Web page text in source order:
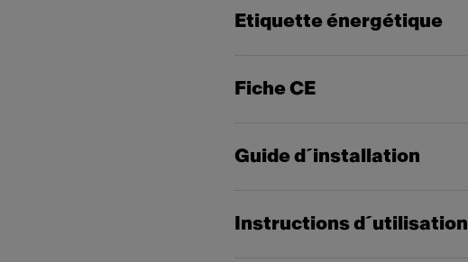
Etiquette énergétique
Fiche CE
Guide d´installation
Instructions d´utilisation